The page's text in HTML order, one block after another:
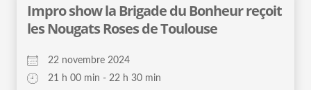
Impro show la Brigade du Bonheur reçoit
les Nougats Roses de Toulouse
22 novembre 2024
21 h 00 min - 22 h 30 min